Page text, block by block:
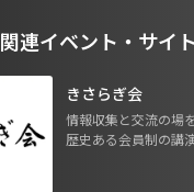
関連イベント・サイト
きさらぎ会
情報収集と交流の場
歴史ある会員制の講